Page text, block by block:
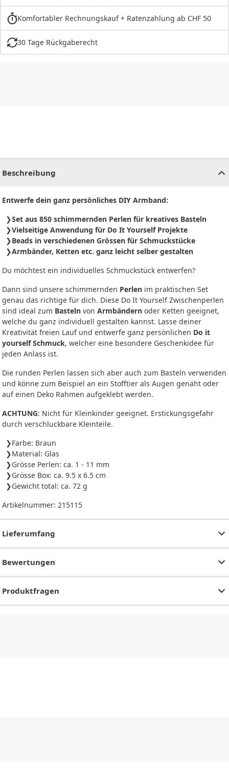
Komfortabler Rechnungskauf + Ratenzahlung ab CHF 50
30 Tage Rückgaberecht
Beschreibung
Entwerfe dein ganz persönliches DIY Armband:
Set aus 850 schimmernden Perlen für kreatives Basteln
Vielseitige Anwendung für Do It Yourself Projekte
Beads in verschiedenen Grössen für Schmuckstücke
Armbänder, Ketten etc. ganz leicht selber gestalten
Du möchtest ein individuelles Schmuckstück entwerfen?
Dann sind unsere schimmernden Perlen im praktischen Set
genau das richtige für dich. Diese Do It Yourself Zwischenperlen
sind ideal zum Basteln von Armbändern oder Ketten geeignet,
welche du ganz individuell gestalten kannst. Lasse deiner
Kreativität freien Lauf und entwerfe ganz persönlichen Do it
yourself Schmuck, welcher eine besondere Geschenkidee für
jeden Anlass ist.
Die runden Perlen lassen sich aber auch zum Basteln verwenden
und könne zum Beispiel an ein Stofftier als Augen genäht oder
auf einen Deko Rahmen aufgeklebt werden.
ACHTUNG: Nicht für Kleinkinder geeignet. Erstickungsgefahr
durch verschluckbare Kleinteile.
Farbe: Braun
Material: Glas
Grösse Perlen: ca. 1 - 11 mm
Grösse Box: ca. 9.5 x 6.5 cm
Gewicht total: ca. 72 g
Artikelnummer: 215115
Lieferumfang
Bewertungen
Produktfragen